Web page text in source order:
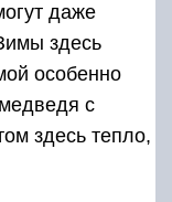
даже
здесь
особенно
с
здесь тепло,